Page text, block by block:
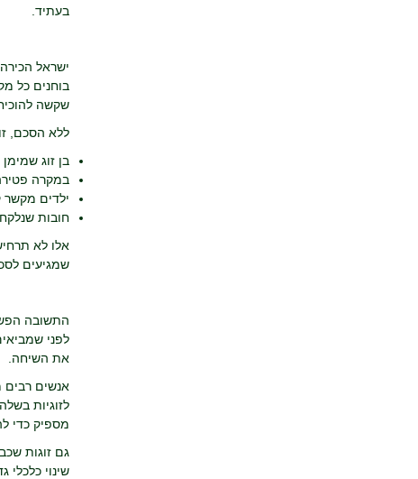
בעתיד.
ישראל
בוחנים כל
שקשה
ללא הסכם,
בן זוג
במקרה
ילדים מקשר
חובות
אלו לא
שמגיעים
התשובה
לפני
את השיחה.
אנשים רבים
לזוגיות
מספיק כדי
גם זוגות
שינוי